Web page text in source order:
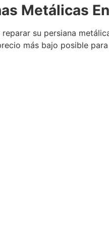
Metálicas En
su persiana
más bajo posible